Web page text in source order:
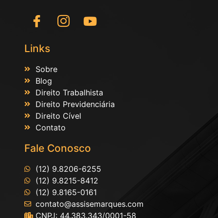
Links
Sobre
Blog
Direito Trabalhista
Direito Previdenciária
Direito Cível
Contato
Fale Conosco
(12) 9.8206-6255
(12) 9.8215-8412
(12) 9.8165-0161
contato@assisemarques.com
CNPJ: 44.383.343/0001-58